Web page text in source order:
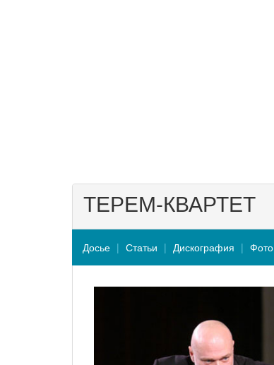
ТЕРЕМ-КВАРТЕТ
Досье Статьи Дискография Фото